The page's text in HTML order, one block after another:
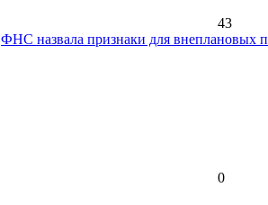
43
ФНС назвала признаки для внеплановых
0